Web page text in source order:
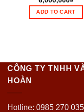
ADD TO CART
CÔNG TY TNHH
HOÀN
Hotline: 0985 270 035